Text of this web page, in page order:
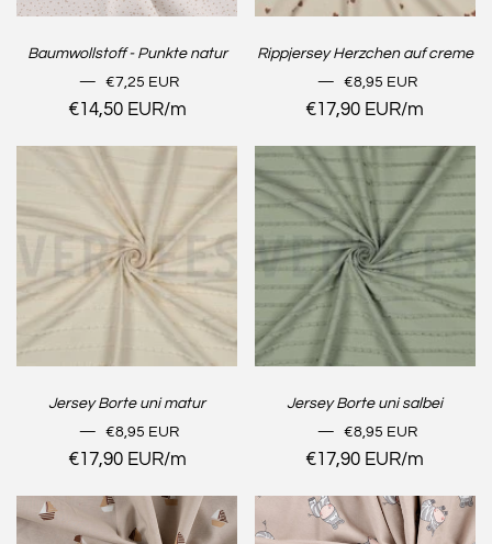
Baumwollstoff - Punkte natur
—
NORMALER PREIS
€7,25 EUR
Stückpreis
€14,50 EUR/pro
m
Rippjersey Herzchen auf creme
—
NORMALER PREIS
€8,95 EUR
Stückpreis
€17,90 EUR/pro
m
Jersey Borte uni matur
—
NORMALER PREIS
€8,95 EUR
Stückpreis
€17,90 EUR/pro
m
Jersey Borte uni salbei
—
NORMALER PREIS
€8,95 EUR
Stückpreis
€17,90 EUR/pro
m